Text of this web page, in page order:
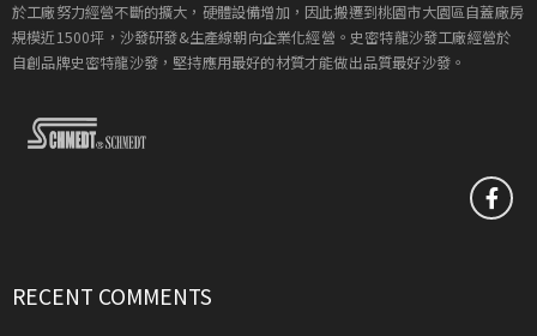
於工廠努力經營不斷的擴大，硬體設備增加，因此搬遷到桃園市大園區自蓋廠房
規模近1500坪，沙發研發&生產線朝向企業化經營。史密特龍沙發工廠經營於
自創品牌史密特龍沙發，堅持應用最好的材質才能做出品質最好沙發。
RECENT COMMENTS